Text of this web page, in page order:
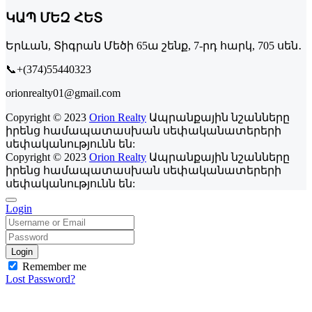
ԿԱՊ ՄԵԶ ՀԵՏ
Երևան, Տիգրան Մեծի 65ա շենք, 7-րդ հարկ, 705 սեն․
📞+(374)55440323
orionrealty01@gmail.com
Copyright © 2023 Orion Realty Ապրանքային նշանները
իրենց համապատասխան սեփականատերերի
սեփականությունն են:
Copyright © 2023 Orion Realty Ապրանքային նշանները
իրենց համապատասխան սեփականատերերի
սեփականությունն են:
Login
Login
Remember me
Lost Password?